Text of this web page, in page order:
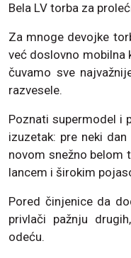
Bela LV torba za
Za mnoge devojke
već doslovno mobilna
čuvamo sve
razvesele.
Poznati supermodel i
izuzetak: pre neki
novom snežno belom
lancem i širokim
Pored činjenice da
privlači pažnju
odeću.